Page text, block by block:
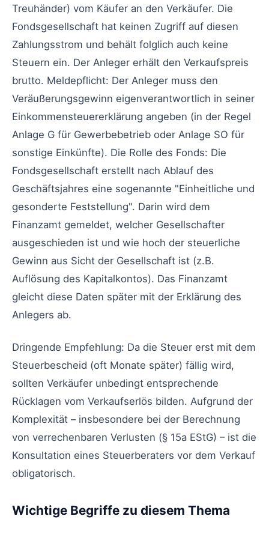
Treuhänder) vom Käufer an den Verkäufer. Die
Fondsgesellschaft hat keinen Zugriff auf diesen
Zahlungsstrom und behält folglich auch keine
Steuern ein. Der Anleger erhält den Verkaufspreis
brutto. Meldepflicht: Der Anleger muss den
Veräußerungsgewinn eigenverantwortlich in seiner
Einkommensteuererklärung angeben (in der Regel
Anlage G für Gewerbebetrieb oder Anlage SO für
sonstige Einkünfte). Die Rolle des Fonds: Die
Fondsgesellschaft erstellt nach Ablauf des
Geschäftsjahres eine sogenannte "Einheitliche und
gesonderte Feststellung". Darin wird dem
Finanzamt gemeldet, welcher Gesellschafter
ausgeschieden ist und wie hoch der steuerliche
Gewinn aus Sicht der Gesellschaft ist (z.B.
Auflösung des Kapitalkontos). Das Finanzamt
gleicht diese Daten später mit der Erklärung des
Anlegers ab.
Dringende Empfehlung: Da die Steuer erst mit dem
Steuerbescheid (oft Monate später) fällig wird,
sollten Verkäufer unbedingt entsprechende
Rücklagen vom Verkaufserlös bilden. Aufgrund der
Komplexität – insbesondere bei der Berechnung
von verrechenbaren Verlusten (§ 15a EStG) – ist die
Konsultation eines Steuerberaters vor dem Verkauf
obligatorisch.
Wichtige Begriffe zu diesem Thema